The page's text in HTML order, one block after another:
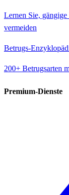
Lernen Sie,
vermeiden
Betrugs-
200+ Betrugsarten
Premium-Dienste